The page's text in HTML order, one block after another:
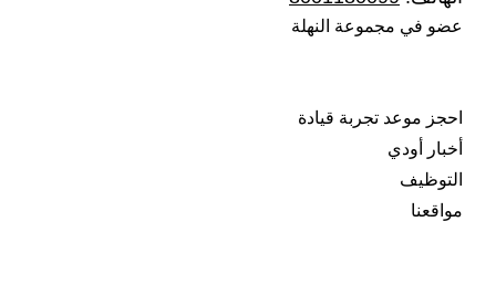
عضو في مجموعة النهلة
احجز موعد تجربة قيادة
أخبار أودي
التوظيف
مواقعنا